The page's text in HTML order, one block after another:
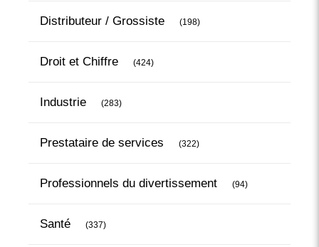
Distributeur / Grossiste (198)
Droit et Chiffre (424)
Industrie (283)
Prestataire de services (322)
Professionnels du divertissement (94)
Santé (337)